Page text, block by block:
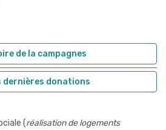
de la campagnes
dernières donations
(réalisation de logements